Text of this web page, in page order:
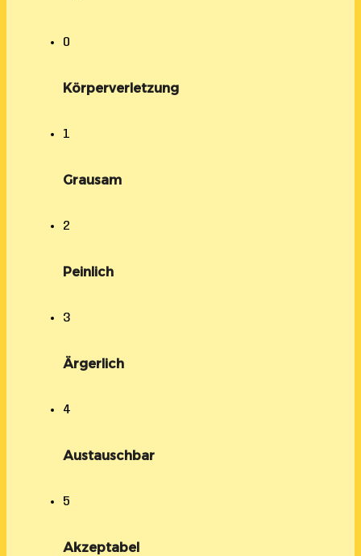
0
Körperverletzung
1
Grausam
2
Peinlich
3
Ärgerlich
4
Austauschbar
5
Akzeptabel